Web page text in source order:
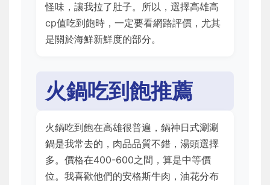
怪味，讓我拉了肚子。所以，選擇高雄高
cp值吃到飽時，一定要看網路評價，尤其
是關於海鮮新鮮度的部分。
火鍋吃到飽推薦
火鍋吃到飽在高雄很普遍，鍋神日式涮涮
鍋是我常去的，肉品品質不錯，湯頭選擇
多。價格在400-600之間，算是中等價
位。我喜歡他們的安格斯牛肉，油花分布